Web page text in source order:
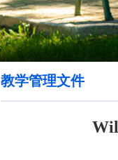
教学管理文件